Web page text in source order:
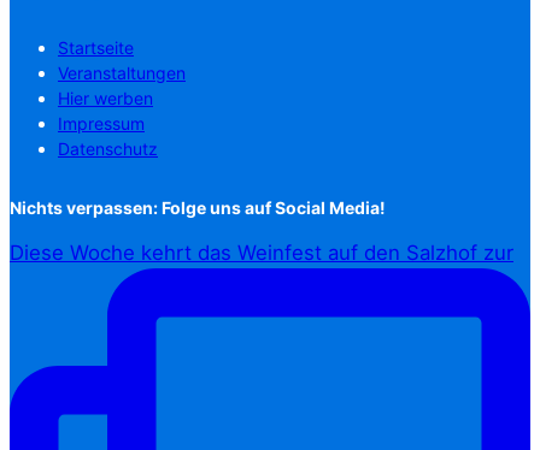
Startseite
Veranstaltungen
Hier werben
Impressum
Datenschutz
Nichts verpassen: Folge uns auf Social Media!
Diese Woche kehrt das Weinfest auf den Salzhof zur